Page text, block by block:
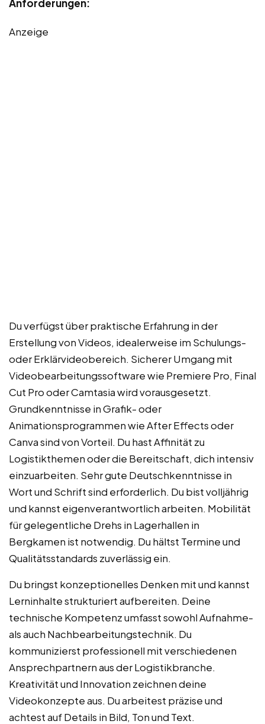
Anforderungen:
Anzeige
Du verfügst über praktische Erfahrung in der
Erstellung von Videos, idealerweise im Schulungs-
oder Erklärvideobereich. Sicherer Umgang mit
Videobearbeitungssoftware wie Premiere Pro, Final
Cut Pro oder Camtasia wird vorausgesetzt.
Grundkenntnisse in Grafik- oder
Animationsprogrammen wie After Effects oder
Canva sind von Vorteil. Du hast Affinität zu
Logistikthemen oder die Bereitschaft, dich intensiv
einzuarbeiten. Sehr gute Deutschkenntnisse in
Wort und Schrift sind erforderlich. Du bist volljährig
und kannst eigenverantwortlich arbeiten. Mobilität
für gelegentliche Drehs in Lagerhallen in
Bergkamen ist notwendig. Du hältst Termine und
Qualitätsstandards zuverlässig ein.
Du bringst konzeptionelles Denken mit und kannst
Lerninhalte strukturiert aufbereiten. Deine
technische Kompetenz umfasst sowohl Aufnahme-
als auch Nachbearbeitungstechnik. Du
kommunizierst professionell mit verschiedenen
Ansprechpartnern aus der Logistikbranche.
Kreativität und Innovation zeichnen deine
Videokonzepte aus. Du arbeitest präzise und
achtest auf Details in Bild, Ton und Text.